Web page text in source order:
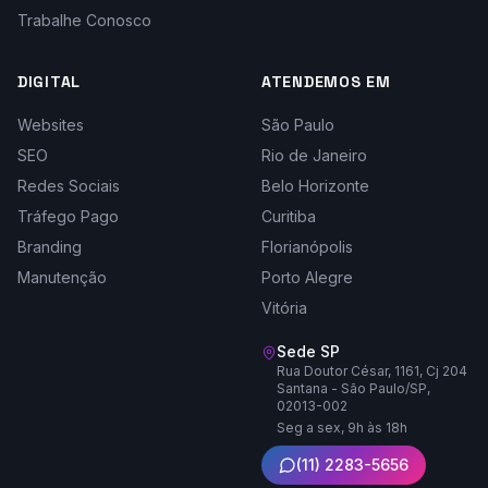
Trabalhe Conosco
DIGITAL
Websites
SEO
Redes Sociais
Tráfego Pago
Branding
Manutenção
ATENDEMOS EM
São Paulo
Rio de Janeiro
Belo Horizonte
Curitiba
Florianópolis
Porto Alegre
Vitória
Sede SP
Rua Doutor César, 1161, Cj 204
Santana - São Paulo/SP,
02013-002
Seg a sex, 9h às 18h
(11) 2283-5656